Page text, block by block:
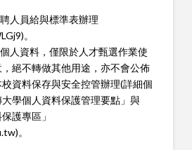
人員給與標準表辦理
。
人資料，僅限於人才甄選作業使
絕不轉做其他用途，亦不會公佈
資料保存與安全控管辦理(詳細個
學個人資料保護管理要點」與
護專區」
。